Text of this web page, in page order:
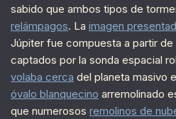
sabido que ambos tipos de
relámpagos. La imagen
Júpiter fue compuesta a partir
captados por la sonda espacial
volaba cerca del planeta masivo
óvalo blanquecino arremolinado
que numerosos remolinos de